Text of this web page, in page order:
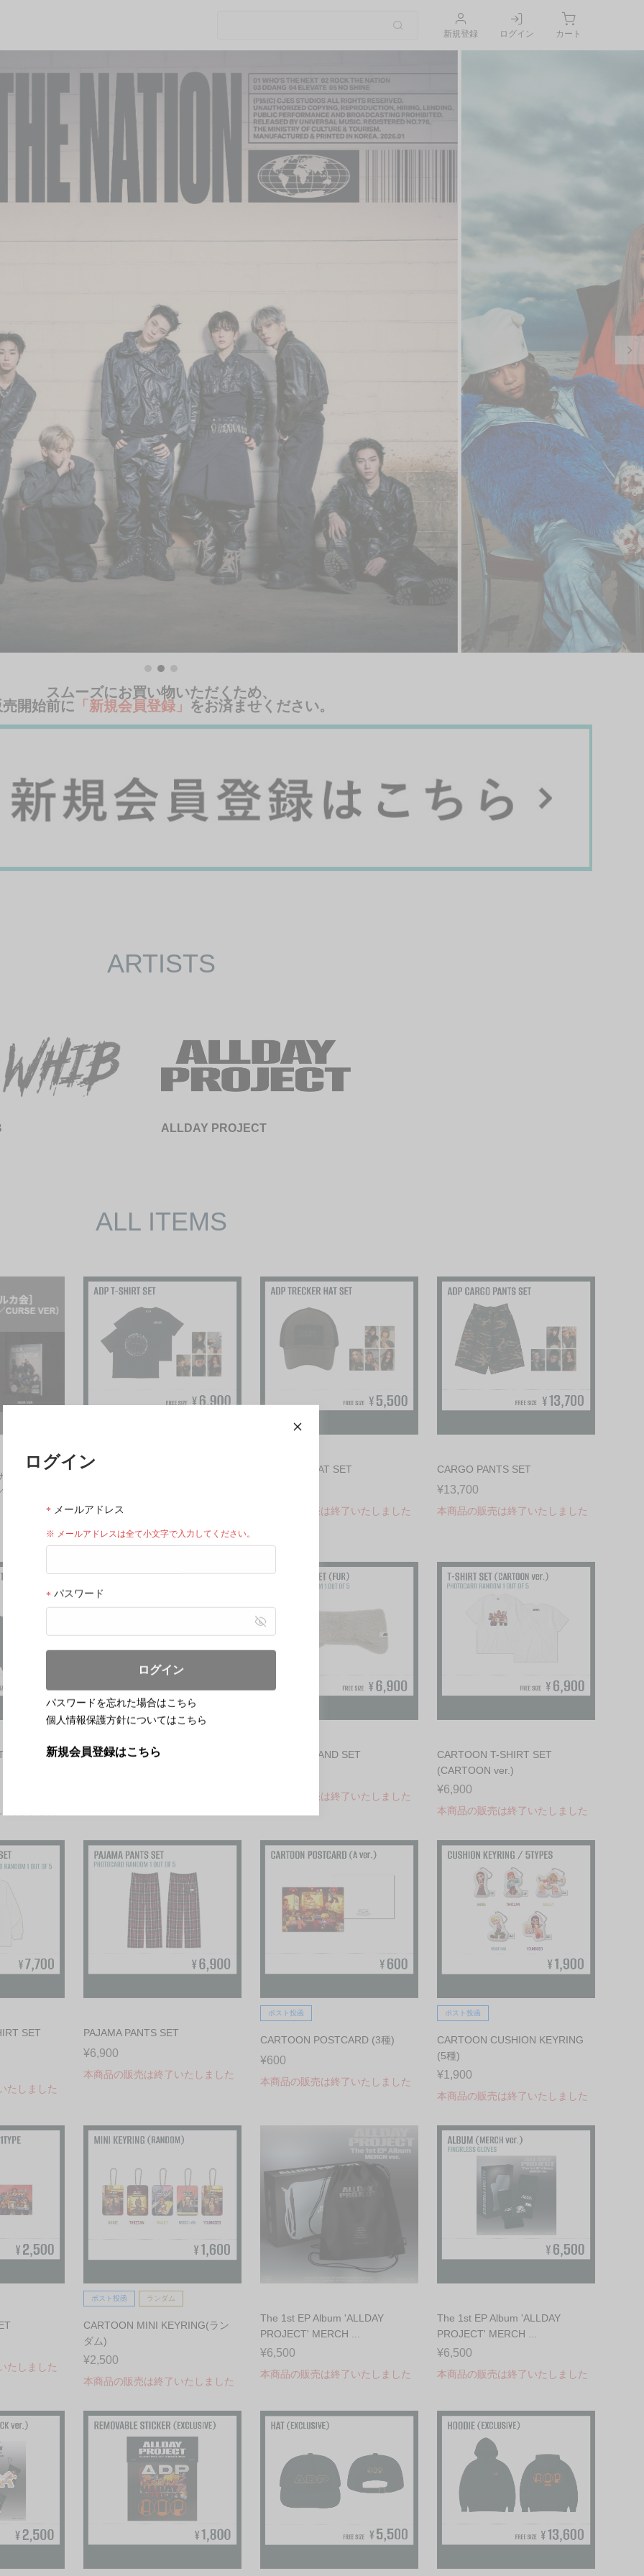
新規登録 ログイン カート
ログイン
メールアドレス
※ メールアドレスは全て小文字で入力してください。
パスワード
ログイン
パスワードを忘れた場合はこちら
個人情報保護方針についてはこちら
新規会員登録はこちら
ARTISTS
ALLDAY PROJECT
ALL ITEMS
会付き】ア
T-SHIRT SET
本商品の販売は終了いたしました
TRECKER HAT SET
本商品の販売は終了いたしました
CARGO PANTS SET
¥13,700
本商品の販売は終了いたしました
(LOGO
たしました
TRAINING PANTS SET FUR HEADBAND SET
本商品の販売は終了いたしました
CARTOON T-SHIRT SET
(CARTOON ver.)
¥6,900
本商品の販売は終了いたしました
SET
たしました
PAJAMA PANTS SET
¥6,900
本商品の販売は終了いたしました
ポスト投函
CARTOON POSTCARD (3種)
¥600
本商品の販売は終了いたしました
ポスト投函
CARTOON CUSHION KEYRING
(5種)
¥1,900
本商品の販売は終了いたしました
たしました
ポスト投函 ランダム
CARTOON MINI KEYRING(ラン
ダム)
¥2,500
本商品の販売は終了いたしました
The 1st EP Album 'ALLDAY
PROJECT' MERCH ...
¥6,500
本商品の販売は終了いたしました
The 1st EP Album 'ALLDAY
PROJECT' MERCH ...
¥6,500
本商品の販売は終了いたしました